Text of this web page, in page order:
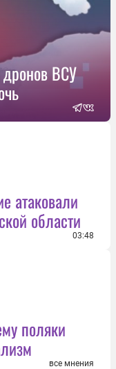
ВСУ
атаковали
области
03:48
поляки
все мнения